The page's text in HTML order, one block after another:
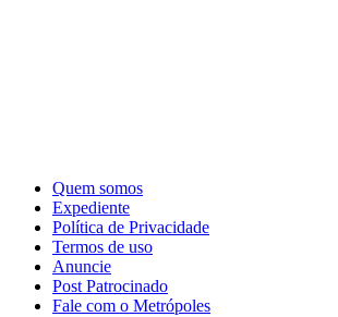
Quem somos
Expediente
Política de Privacidade
Termos de uso
Anuncie
Post Patrocinado
Fale com o Metrópoles